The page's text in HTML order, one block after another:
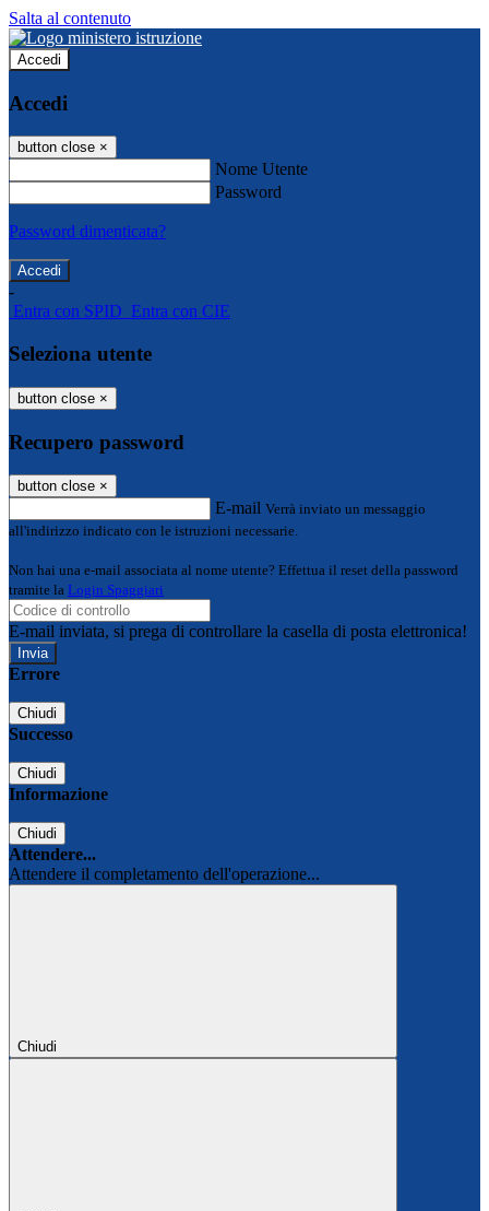
Salta al contenuto
Accedi
Accedi
button close ×
Nome Utente
Password
Password dimenticata?
-
Entra con SPID Entra con CIE
Seleziona utente
button close ×
Recupero password
button close ×
E-mail Verrà inviato un messaggio
all'indirizzo indicato con le istruzioni necessarie.
Non hai una e-mail associata al nome utente? Effettua il reset della password
tramite la Login Spaggiari
E-mail inviata, si prega di controllare la casella di posta elettronica!
Errore
Chiudi
Successo
Chiudi
Informazione
Chiudi
Attendere...
Attendere il completamento dell'operazione...
Chiudi